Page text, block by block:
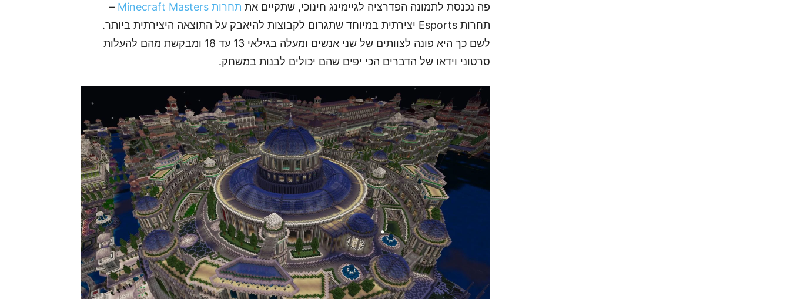
פה נכנסת לתמונה הפדרציה לגיימינג חינוכי, שתקיים את תחרות Minecraft Masters
–
תחרות Esports יצירתית במיוחד שתגרום לקבוצות להיאבק על התוצאה היצירתית ביותר.
לשם כך היא פונה לצוותים של שני אנשים ומעלה בגילאי 13 עד 18 ומבקשת מהם להעלות
סרטוני וידאו של הדברים הכי יפים שהם יכולים לבנות במשחק.